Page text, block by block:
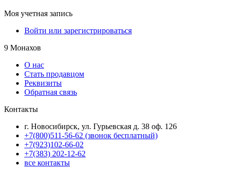
Моя учетная запись
Войти или зарегистрироваться
9 Монахов
О нас
Стать продавцом
Реквизиты
Обратная связь
Контакты
г. Новосибирск, ул. Гурьевская д. 38 оф. 126
+7(800)511-56-62 (звонок бесплатный)
+7(923)102-66-02
+7(383) 202-12-62
все контакты